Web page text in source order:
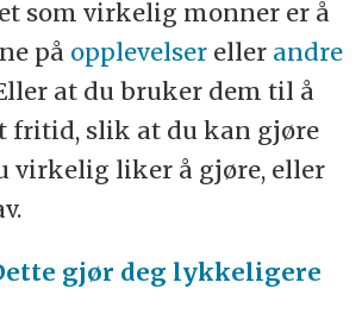
som virkelig monner er å
på opplevelser eller andre
at du bruker dem til å
fritid, slik at du kan gjøre
virkelig liker å gjøre, eller
gjør deg lykkeligere